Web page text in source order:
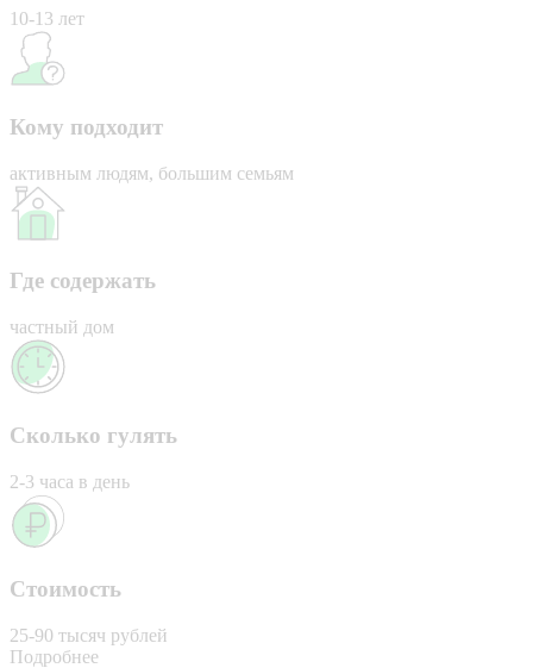
10-13 лет
Кому подходит
активным людям, большим семьям
Где содержать
частный дом
Сколько гулять
2-3 часа в день
Стоимость
25-90 тысяч рублей
Подробнее